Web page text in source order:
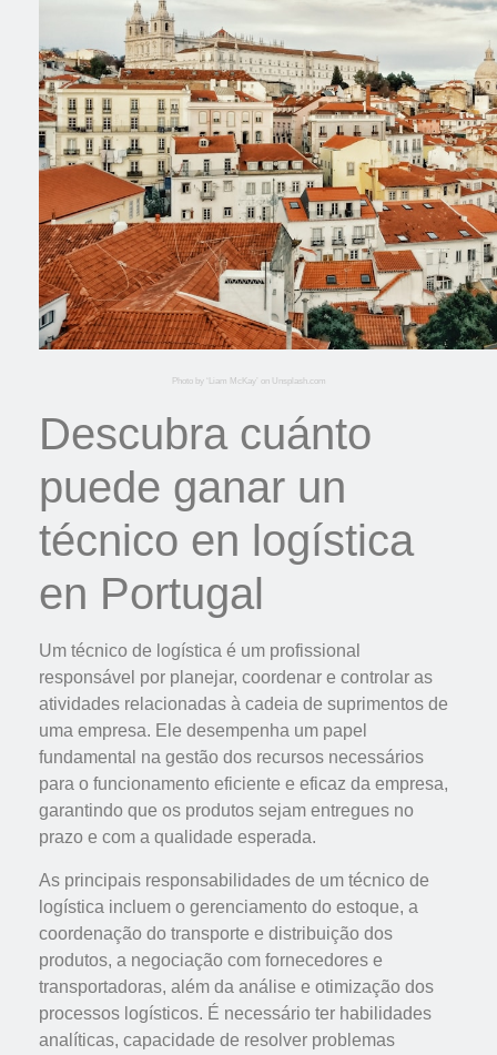
Photo by ‘Liam McKay’ on Unsplash.com
Descubra cuánto
puede ganar un
técnico en logística
en Portugal
Um técnico de logística é um profissional
responsável por planejar, coordenar e controlar as
atividades relacionadas à cadeia de suprimentos de
uma empresa. Ele desempenha um papel
fundamental na gestão dos recursos necessários
para o funcionamento eficiente e eficaz da empresa,
garantindo que os produtos sejam entregues no
prazo e com a qualidade esperada.
As principais responsabilidades de um técnico de
logística incluem o gerenciamento do estoque, a
coordenação do transporte e distribuição dos
produtos, a negociação com fornecedores e
transportadoras, além da análise e otimização dos
processos logísticos. É necessário ter habilidades
analíticas, capacidade de resolver problemas